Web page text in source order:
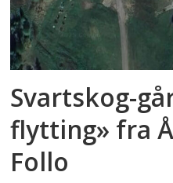
Svartskog-
flytting» fra
Follo